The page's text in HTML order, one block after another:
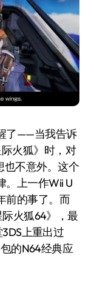
了——当我告诉
火狐》时，对
也不意外。这个
。上一作Wii U
前的事了。而
火狐64》，最
上重出过
的N64经典应